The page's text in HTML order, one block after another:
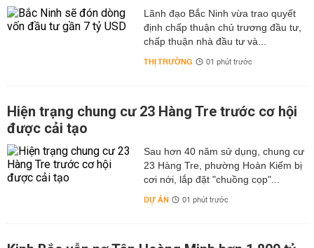
Lãnh đạo Bắc Ninh vừa trao quyết
định chấp thuận chủ trương đầu tư,
chấp thuận nhà đầu tư và...
THỊ TRƯỜNG 01 phút trước
Hiện trạng chung cư 23 Hàng Tre trước cơ hội
được cải tạo
Sau hơn 40 năm sử dụng, chung cư
23 Hàng Tre, phường Hoàn Kiếm bị
cơi nới, lắp đặt "chuồng cọp"...
DỰ ÁN 01 phút trước